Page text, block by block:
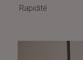
Rapidité